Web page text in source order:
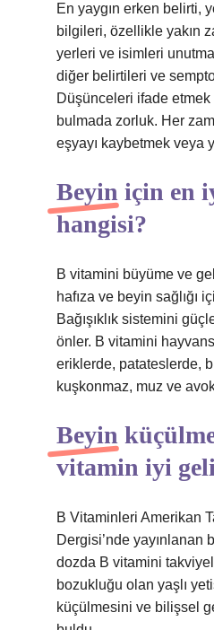
En yaygın erken belirti,
bilgileri, özellikle yakın
yerleri ve isimleri
diğer belirtileri ve
Düşünceleri ifade
bulmada zorluk. Her
eşyayı kaybetmek veya
Beyin için en
hangisi?
B vitamini büyüme ve
hafıza ve beyin sağlığı
Bağışıklık sistemini
önler. B vitamini
eriklerde, patateslerde,
kuşkonmaz, muz ve
Beyin
vitamin iyi
B Vitaminleri Amerikan
Dergisi’nde yayınlanan
dozda B vitamini
bozukluğu olan yaşlı
küçülmesini ve bilişsel